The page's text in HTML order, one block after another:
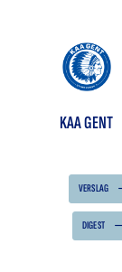
KAA GENT
VERSLAG
DIGEST